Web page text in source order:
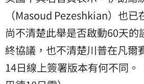
（Masoud Pezeshkian）也
尚不清楚此舉是否啟動60天的
終協議，也不清楚川普在凡爾
14日線上簽署版本有何不同。